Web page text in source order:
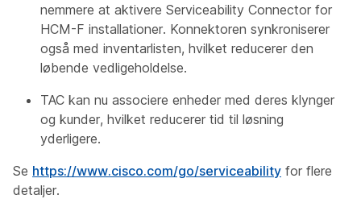
nemmere at aktivere Serviceability Connector for
HCM-F installationer. Konnektoren synkroniserer
også med inventarlisten, hvilket reducerer den
løbende vedligeholdelse.
TAC kan nu associere enheder med deres klynger
og kunder, hvilket reducerer tid til løsning
yderligere.
Se https://www.cisco.com/go/serviceability for flere
detaljer.